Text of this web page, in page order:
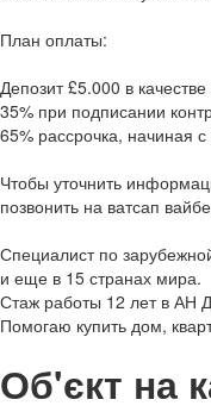
План оплаты:
Депозит £5.000 в
35% при подписании
65% рассрочка, начиная
Чтобы уточнить
позвонить на ватсап
Специалист по
и еще в 15 странах мира.
Стаж работы 12 лет в
Помогаю купить дом,
Об'єкт на